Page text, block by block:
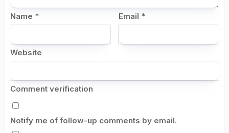
Name * Email *
Website
Comment verification
Notify me of follow-up comments by email.